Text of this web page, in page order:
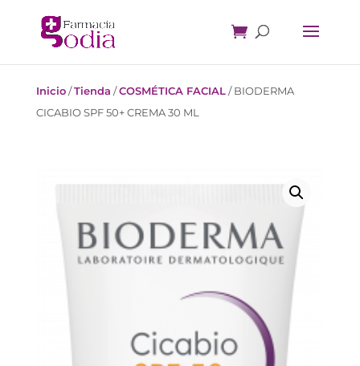
Inicio/Tienda /COSMÉTICA FACIAL/BIODERMA
CICABIO SPF 50+ CREMA 30 ML